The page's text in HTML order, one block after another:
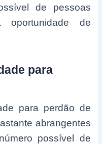
de pessoas
de
para
para perdão de
abrangentes
possível de